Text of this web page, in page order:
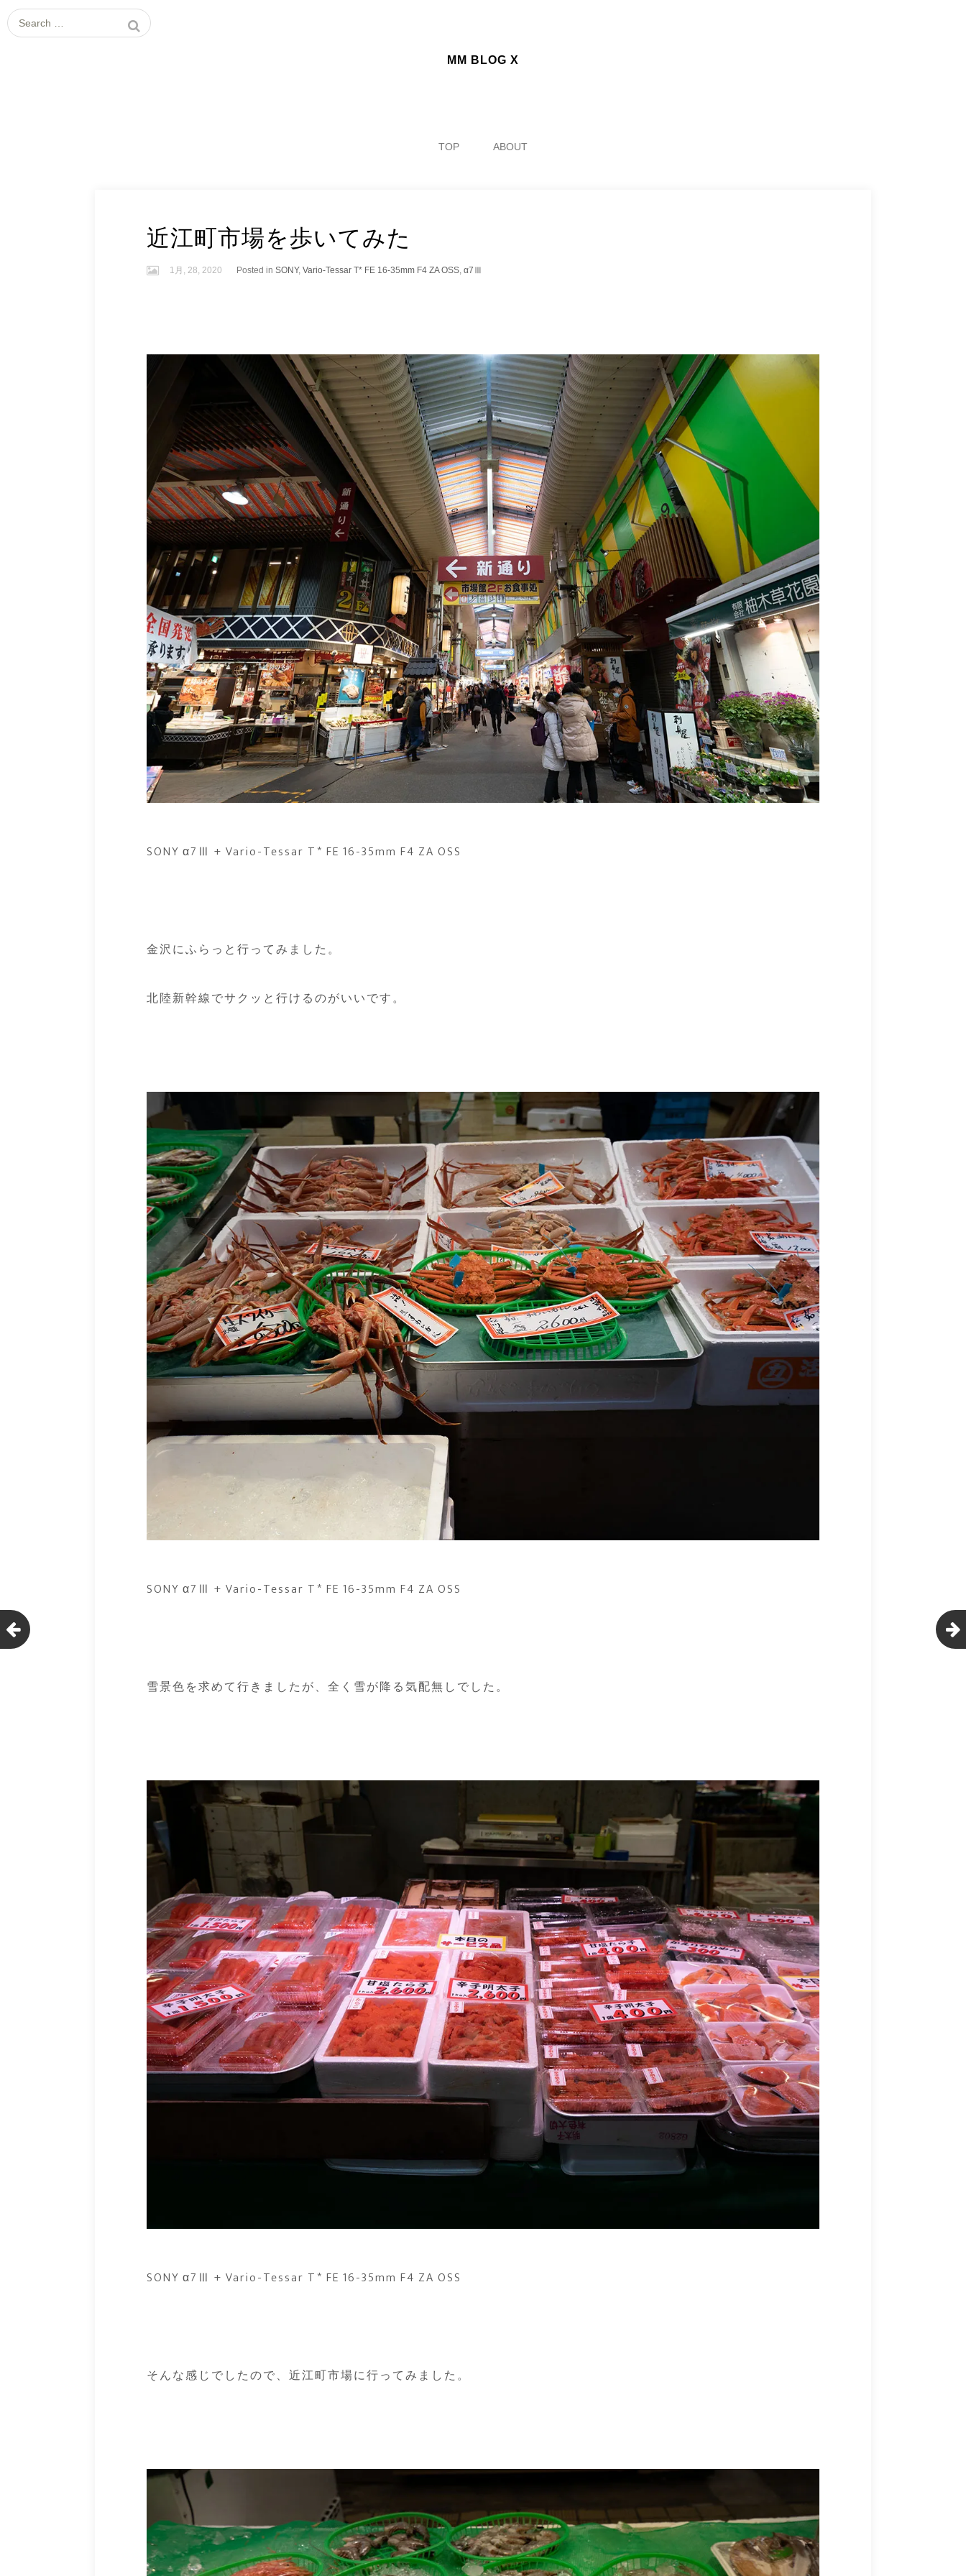
MM BLOG X
Search
TOP ABOUT
近江町市場を歩いてみた
1月, 28, 2020 Posted in SONY, Vario-Tessar T* FE 16-35mm F4 ZA OSS, α7Ⅲ
SONY α7Ⅲ + Vario-Tessar T* FE 16-35mm F4 ZA OSS
金沢にふらっと行ってみました。
北陸新幹線でサクッと行けるのがいいです。
SONY α7Ⅲ + Vario-Tessar T* FE 16-35mm F4 ZA OSS
雪景色を求めて行きましたが、全く雪が降る気配無しでした。
SONY α7Ⅲ + Vario-Tessar T* FE 16-35mm F4 ZA OSS
そんな感じでしたので、近江町市場に行ってみました。